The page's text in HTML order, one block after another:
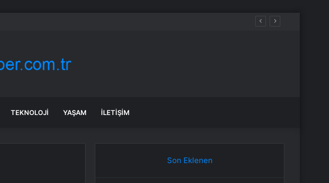
çarptı
TEKNOLOJI YAŞAM İLETIŞIM
Son Eklenen